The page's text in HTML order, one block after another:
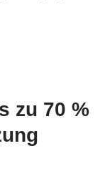
zu 70 %